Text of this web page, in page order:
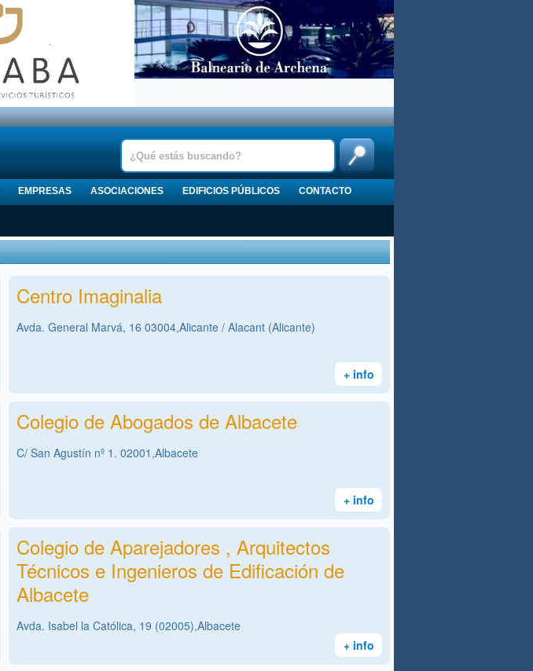
EMPRESAS ASOCIACIONES EDIFICIOS PÚBLICOS CONTACTO
Centro Imaginalia
Avda. General Marvá, 16 03004,Alicante / Alacant (Alicante)
+ info
Colegio de Abogados de Albacete
C/ San Agustín nº 1. 02001,Albacete
+ info
Colegio de Aparejadores , Arquitectos
Técnicos e Ingenieros de Edificación de
Albacete
Avda. Isabel la Católica, 19 (02005),Albacete
+ info